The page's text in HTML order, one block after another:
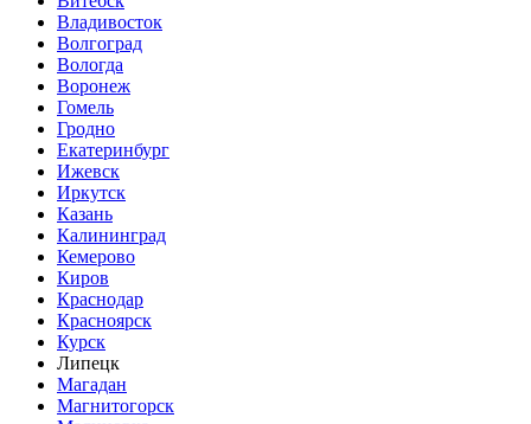
Владивосток
Волгоград
Вологда
Воронеж
Гомель
Гродно
Екатеринбург
Ижевск
Иркутск
Казань
Калининград
Кемерово
Киров
Краснодар
Красноярск
Курск
Липецк
Магадан
Магнитогорск